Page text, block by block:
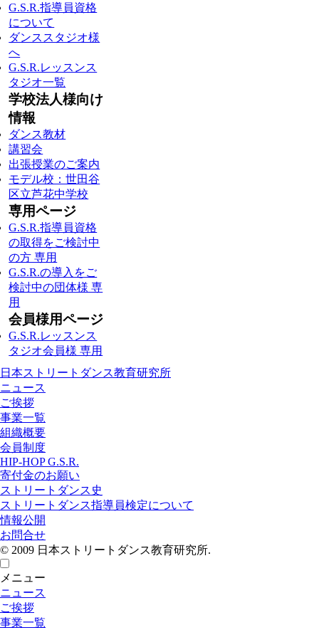
G.S.R.指導員資格
について
ダンススタジオ様
へ
G.S.R.レッスンス
タジオ一覧
学校法人様向け
情報
ダンス教材
講習会
出張授業のご案内
モデル校：世田谷
区立芦花中学校
専用ページ
G.S.R.指導員資格
の取得をご検討中
の方 専用
G.S.R.の導入をご
検討中の団体様 専
用
会員様用ページ
G.S.R.レッスンス
タジオ会員様 専用
日本ストリートダンス教育研究所
ニュース
ご挨拶
事業一覧
組織概要
会員制度
HIP-HOP G.S.R.
寄付金のお願い
ストリートダンス史
ストリートダンス指導員検定について
情報公開
お問合せ
© 2009 日本ストリートダンス教育研究所.
メニュー
ニュース
ご挨拶
事業一覧